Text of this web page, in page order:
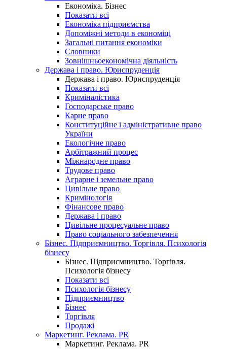
Економіка. Бізнес
Показати всі
Економіка підприємства
Допоміжні методи в економіці
Загальні питання економіки
Словники
Зовнішньоекономічна діяльність
Держава і право. Юриспруденція
Держава і право. Юриспруденція
Показати всі
Криміналістика
Господарське право
Карне право
Конституційне і адміністративне право
України
Екологічне право
Арбітражний процес
Міжнародне право
Трудове право
Аграрне і земельне право
Цивільне право
Кримінологія
Фінансове право
Держава і право
Цивільне процесуальне право
Право соціального забезпечення
Бізнес. Підприємництво. Торгівля. Психологія
бізнесу
Бізнес. Підприємництво. Торгівля.
Психологія бізнесу
Показати всі
Психологія бізнесу
Підприємництво
Бізнес
Торгівля
Продажі
Маркетинг. Реклама. PR
Маркетинг. Реклама. PR